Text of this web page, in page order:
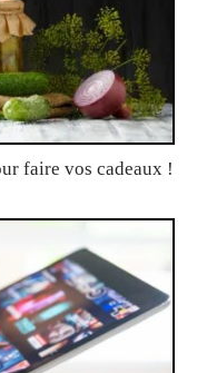
faire vos cadeaux !